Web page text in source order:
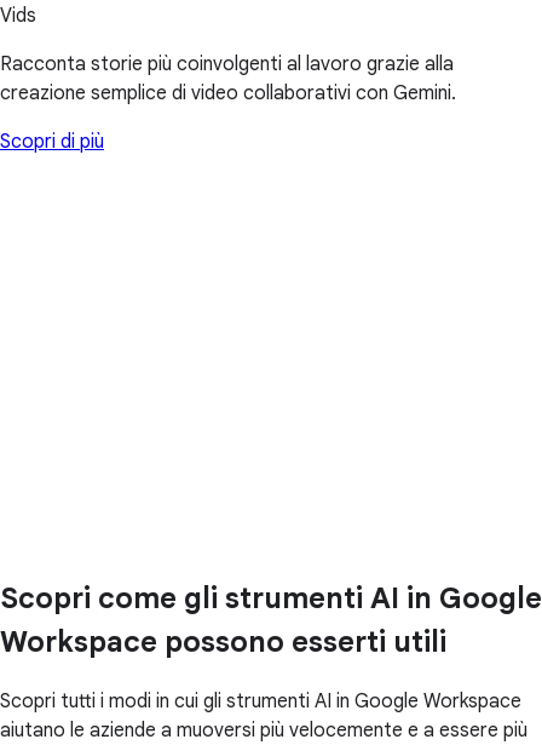
Vids
Racconta storie più coinvolgenti al lavoro grazie alla
creazione semplice di video collaborativi con Gemini.
Scopri di più
Scopri come gli strumenti AI in Google
Workspace possono esserti utili
Scopri tutti i modi in cui gli strumenti AI in Google Workspace
aiutano le aziende a muoversi più velocemente e a essere più